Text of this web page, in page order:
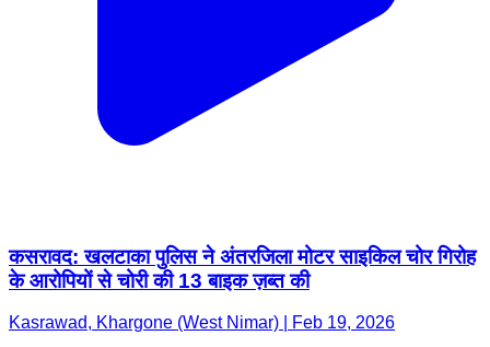
कसरावद: खलटाका पुलिस ने अंतरजिला मोटर साइकिल चोर गिरोह
के आरोपियों से चोरी की 13 बाइक ज़ब्त की
Kasrawad, Khargone (West Nimar) | Feb 19, 2026